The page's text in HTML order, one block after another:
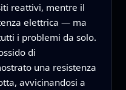
reattivi, mentre il
elettrica — ma
i problemi da solo.
di
una resistenza
avvicinandosi a